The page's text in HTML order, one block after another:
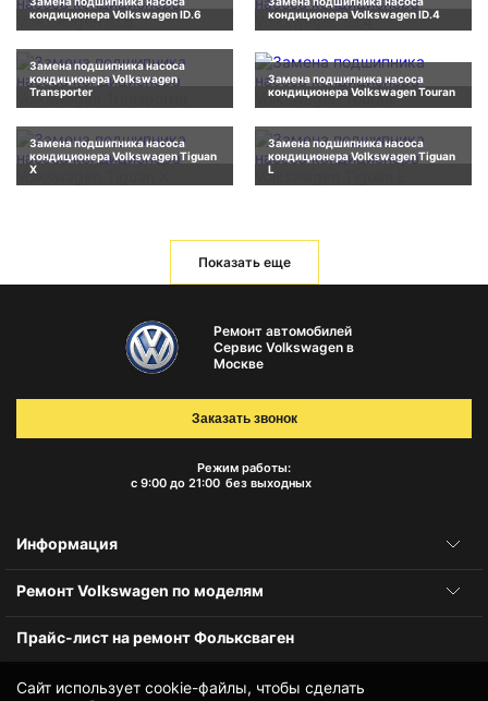
кондиционера Volkswagen ID.6
кондиционера Volkswagen ID.4
Замена подшипника насоса
кондиционера Volkswagen
Transporter
Замена подшипника насоса
кондиционера Volkswagen Touran
Замена подшипника насоса
кондиционера Volkswagen Tiguan
X
Замена подшипника насоса
кондиционера Volkswagen Tiguan
L
Показать еще
Сайт использует cookie-файлы, чтобы сделать
Ремонт автомобилей
Сервис Volkswagen в
Москве
Режим работы:
с 9:00 до 21:00 без выходных
Заказать звонок
Информация
Ремонт Volkswagen по моделям
Прайс-лист на ремонт Фольксваген